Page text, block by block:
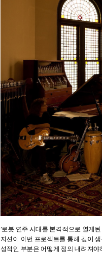
‘로봇 연주 시대를 본격적으로 열게
지션이 이번 프로젝트를 통해 깊이
성적인 부분은 어떻게 정의 내려져